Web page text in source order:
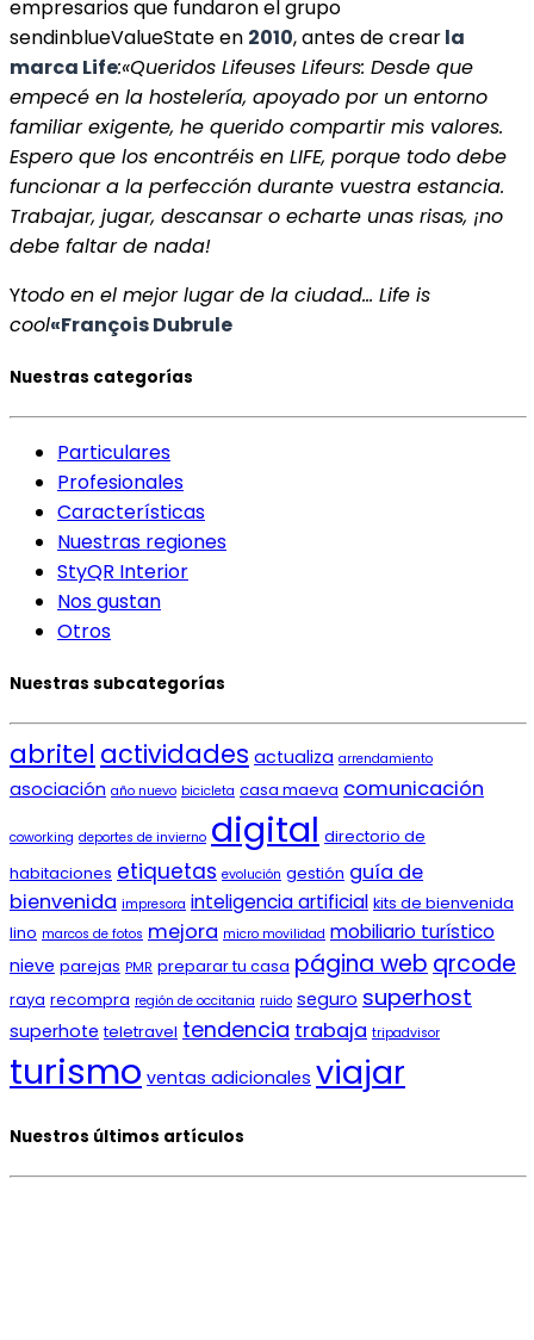
empresarios que fundaron el grupo
sendinblueValueState en 2010, antes de crearla
marca Life:«Queridos Lifeuses Lifeurs: Desde que
empecé en la hostelería, apoyado por un entorno
familiar exigente, he querido compartir mis valores.
Espero que los encontréis en LIFE, porque todo debe
funcionar a la perfección durante vuestra estancia.
Trabajar, jugar, descansar o echarte unas risas, ¡no
debe faltar de nada!
Ytodo en el mejor lugar de la ciudad… Life is
cool«François Dubrule
Nuestras categorías
Particulares
Profesionales
Características
Nuestras regiones
StyQR Interior
Nos gustan
Otros
Nuestras subcategorías
abritel actividades actualiza arrendamiento
asociación año nuevo bicicleta casa maeva comunicación
coworking deportes de invierno digital directorio de
habitaciones etiquetas evolución gestión guía de
bienvenida impresora inteligencia artificial kits de bienvenida
lino marcos de fotos mejora micro movilidad mobiliario turístico
nieve parejas PMR preparar tu casa página web qrcode
raya recompra región de occitania ruido seguro superhost
superhote teletravel tendencia trabaja tripadvisor
turismo ventas adicionales viajar
Nuestros últimos artículos